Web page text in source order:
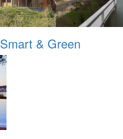
Smart & Green